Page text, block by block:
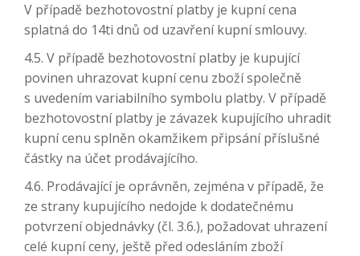
V případě bezhotovostní platby je kupní cena
splatná do 14ti dnů od uzavření kupní smlouvy.
4.5. V případě bezhotovostní platby je kupující
povinen uhrazovat kupní cenu zboží společně
s uvedením variabilního symbolu platby. V případě
bezhotovostní platby je závazek kupujícího uhradit
kupní cenu splněn okamžikem připsání příslušné
částky na účet prodávajícího.
4.6. Prodávající je oprávněn, zejména v případě, že
ze strany kupujícího nedojde k dodatečnému
potvrzení objednávky (čl. 3.6.), požadovat uhrazení
celé kupní ceny, ještě před odesláním zboží